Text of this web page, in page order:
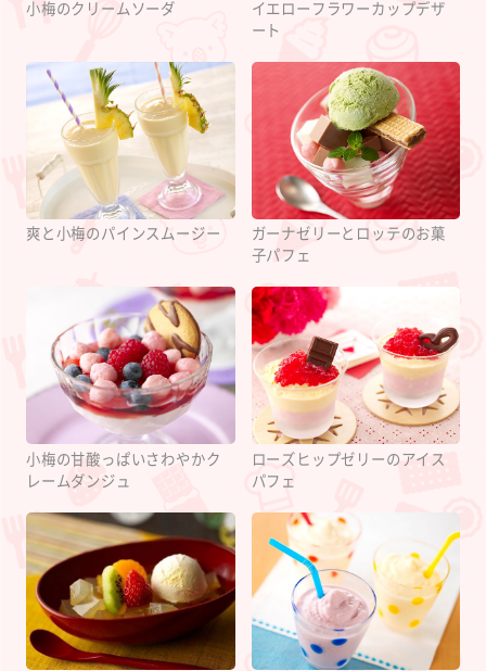
小梅のクリームソーダ
イエローフラワーカップデザ
ート
爽と小梅のパインスムージー
ガーナゼリーとロッテのお菓
子パフェ
小梅の甘酸っぱいさわやかク
レームダンジュ
ローズヒップゼリーのアイス
パフェ